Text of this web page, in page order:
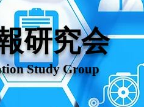
研究会
Study Group